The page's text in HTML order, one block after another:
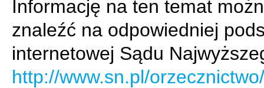
Informację na ten temat
znaleźć na odpowiedniej
internetowej Sądu
http://www.sn.pl/